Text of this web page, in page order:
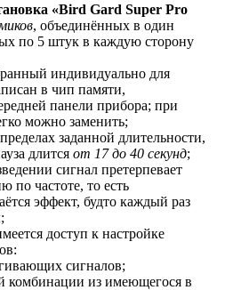
«Bird Gard Super Pro
, объединённых в один
по 5 штук в каждую сторону
индивидуально для
в чип памяти,
панели прибора; при
можно заменить;
заданной длительности,
длится от 17 до 40 секунд;
сигнал претерпевает
по частоте, то есть
эффект, будто каждый раз
доступ к настройке
сигналов;
комбинации из имеющегося в